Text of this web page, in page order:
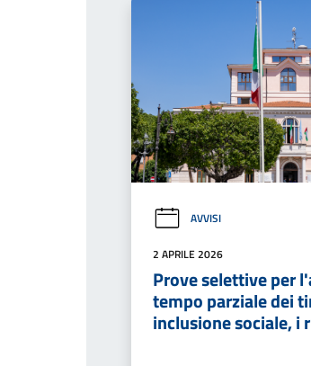
AVVISI
2 APRILE 2026
Prove selettive per
tempo parziale dei
inclusione sociale, i